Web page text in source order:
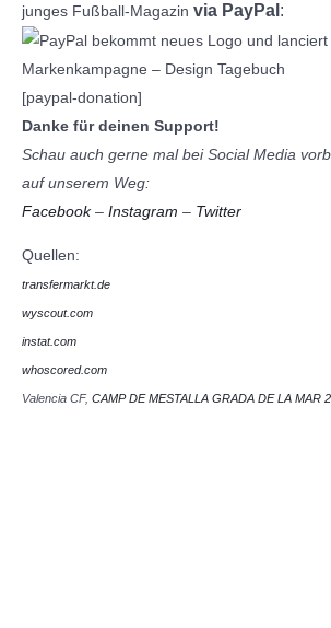
junges Fußball-Magazin via PayPal :
[paypal-donation]
Danke für deinen Support!
Schau auch gerne mal bei Social Media
auf unserem Weg:
Facebook– Instagram – Twitter
Quellen:
transfermarkt.de
wyscout.com
instat.com
whoscored.com
Valencia CF, CAMP DE MESTALLA GRADA DE LA MAR